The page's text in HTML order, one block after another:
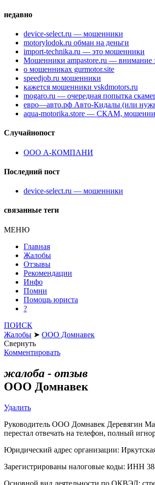
недавно
device-select.ru — мошенники
motorylodok.ru обман на деньги
import-technika.ru — это мошенники
Мошенники ampastore.ru — внимание
о мошенниках gurmotor.site
speedjob.ru мошенники
кажется мошенники vskdmotors.ru
mogaro.ru — очередная попытка
евро—авто.рф Авто-Кидалы (или
aqua-motorika.store — СКАМ,
Случайнопост
ООО А-КОМПАНИ
Последний пост
device-select.ru — мошенники
связанные теги
МЕНЮ
Главная
Жалобы
Отзывы
Рекомендации
Инфо
Помни
Помощь юриста
?
ПОИСК
Жалобы ➤ ООО Домнавек
Свернуть
Комментировать
жалоба - отзыв
ООО Домнавек
Удалить
Руководитель ООО Домнавек Деревягин
перестал отвечать на телефон, полный
Юридический адрес организации:
Зарегистрированы налоговые коды: ИНН
Основной вид деятельности по ОКВЭД: